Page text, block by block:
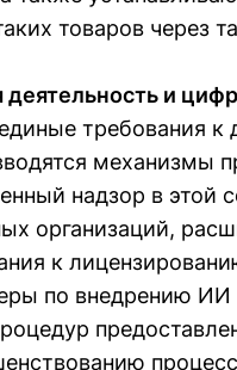
товаров через
деятельность и
требования к
механизмы
надзор в этой
организаций,
к
по внедрению